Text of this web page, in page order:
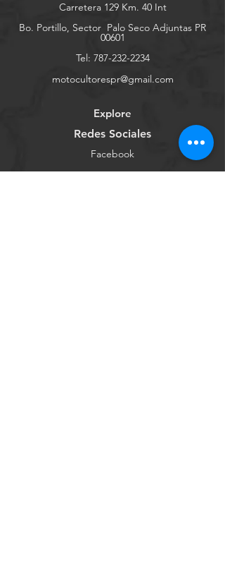
Carretera 129 Km. 40 Int
Bo. Portillo, Sector Palo Seco Adjuntas PR
00601
Tel: 787-232-2234
motocultorespr@gmail.com
Explore
Redes Sociales
Facebook